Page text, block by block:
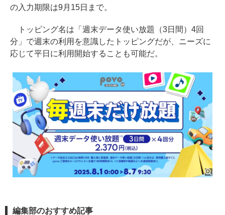
の入力期限は9月15日まで。
トッピング名は「週末データ使い放題（3日間）4回
分」で週末の利用を意識したトッピングだが、ニーズに
応じて平日に利用開始することも可能だ。
編集部のおすすめ記事